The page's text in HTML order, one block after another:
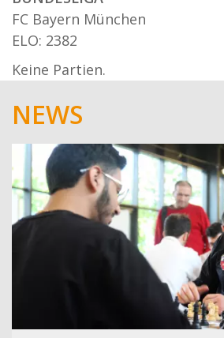
FC Bayern München
ELO: 2382
Keine Partien.
NEWS